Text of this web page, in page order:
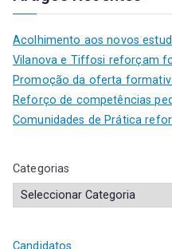
Acolhimento aos novos
Vilanova e Tiffosi reforçam
Promoção da oferta
Reforço de competências
Comunidades de Prática
Categorias